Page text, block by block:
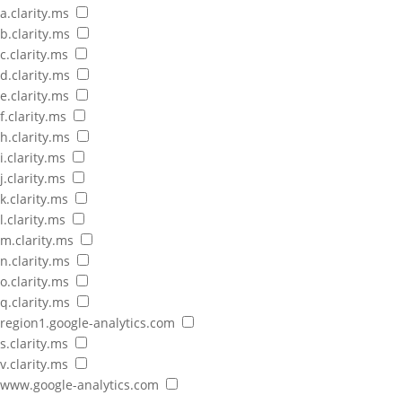
a.clarity.ms
b.clarity.ms
c.clarity.ms
d.clarity.ms
e.clarity.ms
f.clarity.ms
h.clarity.ms
i.clarity.ms
j.clarity.ms
k.clarity.ms
l.clarity.ms
m.clarity.ms
n.clarity.ms
o.clarity.ms
q.clarity.ms
region1.google-analytics.com
s.clarity.ms
v.clarity.ms
www.google-analytics.com